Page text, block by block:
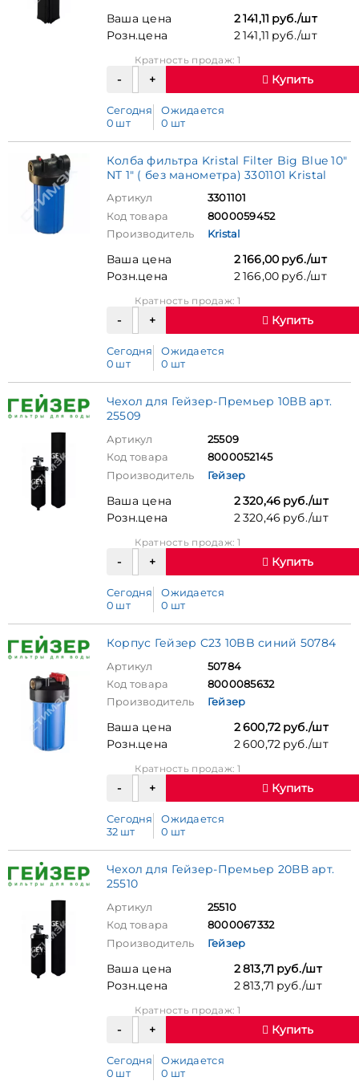
Ваша цена
2 141,11 руб./шт
Розн.цена
2 141,11 руб./шт
Кратность продаж: 1
Купить
Сегодня
0 шт
Ожидается
0 шт
Колба фильтра Kristal Filter Big Blue 10"
NT 1" ( без манометра) 3301101 Kristal
Артикул
3301101
Код товара
8000059452
Производитель
Kristal
Ваша цена
2 166,00 руб./шт
Розн.цена
2 166,00 руб./шт
Кратность продаж: 1
Купить
Сегодня
0 шт
Ожидается
0 шт
Чехол для Гейзер-Премьер 10ВВ арт.
25509
Артикул
25509
Код товара
8000052145
Производитель
Гейзер
Ваша цена
2 320,46 руб./шт
Розн.цена
2 320,46 руб./шт
Кратность продаж: 1
Купить
Сегодня
0 шт
Ожидается
0 шт
Корпус Гейзер C23 10BB синий 50784
Артикул
50784
Код товара
8000085632
Производитель
Гейзер
Ваша цена
2 600,72 руб./шт
Розн.цена
2 600,72 руб./шт
Кратность продаж: 1
Купить
Сегодня
32 шт
Ожидается
0 шт
Чехол для Гейзер-Премьер 20ВВ арт.
25510
Артикул
25510
Код товара
8000067332
Производитель
Гейзер
Ваша цена
2 813,71 руб./шт
Розн.цена
2 813,71 руб./шт
Кратность продаж: 1
Купить
Сегодня
0 шт
Ожидается
0 шт